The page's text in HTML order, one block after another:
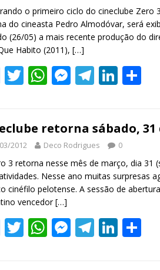
k p er
o primeiro ciclo do cineclube Zero
do cineasta Pedro Almodóvar, será
(26/05) a mais recente produção do
Habito (2011), […]
F
ac
b
o
o
k
T
w
er
W
h
s
A
p
p
M
e
e
n
g
er
T
el
gr
a
m
Li
n
e
dI
n
e
retorna sábado, 31
2012 Deco Rodrigues 0
3 retorna nesse mês de março, dia 31
Nesse ano muitas surpresas
cinéfilo pelotense. A sessão de
vencedor[…]
F
ac
T
w
W
h
M
e
T
el
Li
n